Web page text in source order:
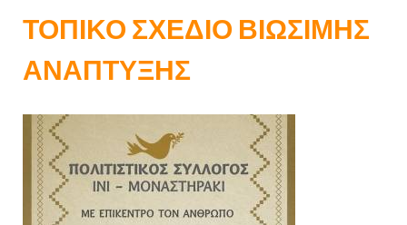
ΤΟΠΙΚΟ ΣΧΕΔΙΟ ΒΙΩΣΙΜΗΣ
ΑΝΑΠΤΥΞΗΣ